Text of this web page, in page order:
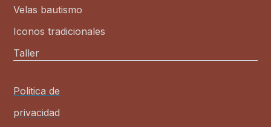
Velas bautismo
Iconos tradicionales
Taller
Politica de
privacidad